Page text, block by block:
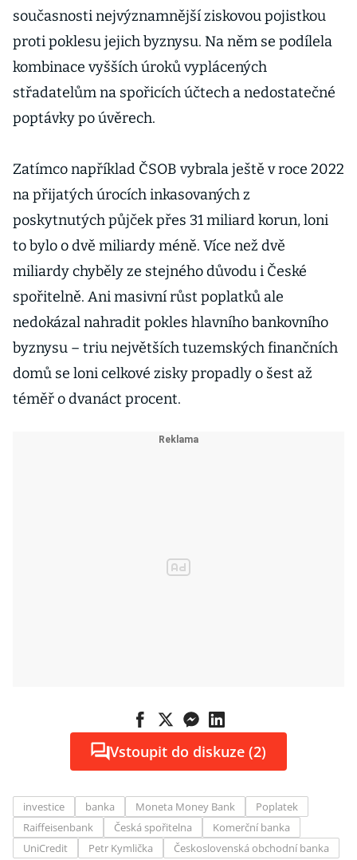
současnosti nejvýznamnější ziskovou pojistkou
proti poklesu jejich byznysu. Na něm se podílela
kombinace vyšších úroků vyplácených
střadatelům na spořicích účtech a nedostatečné
poptávky po úvěrech.
Zatímco například ČSOB vybrala ještě v roce 2022
na přijatých úrocích inkasovaných z
poskytnutých půjček přes 31 miliard korun, loni
to bylo o dvě miliardy méně. Více než dvě
miliardy chyběly ze stejného důvodu i České
spořitelně. Ani masivní růst poplatků ale
nedokázal nahradit pokles hlavního bankovního
byznysu – triu největších tuzemských finančních
domů se loni celkové zisky propadly o šest až
téměř o dvanáct procent.
Vstoupit do diskuze (2)
investice banka Moneta Money Bank
Poplatek
Raiffeisenbank
Česká spořitelna
Komerční banka
UniCredit
Petr Kymlička Československá obchodní banka